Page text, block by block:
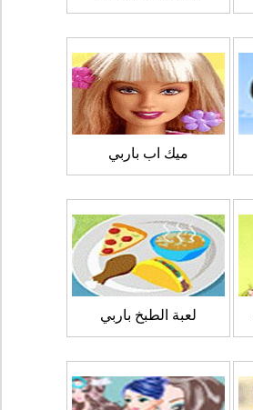
ميك اب باربي
لعبة الطبخ باربي